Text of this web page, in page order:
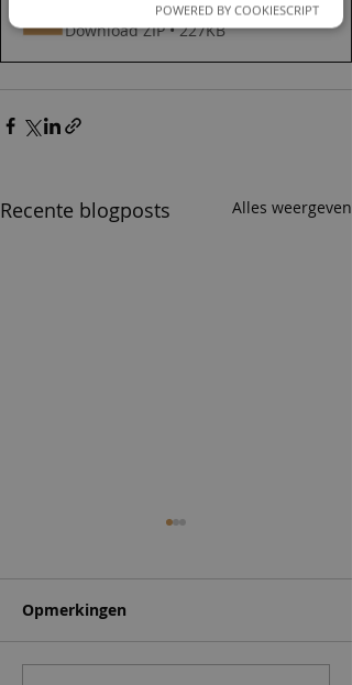
Learning Integriteit 2.pdf.zip
Download ZIP • 227KB
Recente blogposts Alles weergeven
Opmerkingen
POWERED BY COOKIESCRIPT